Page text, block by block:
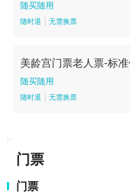
随买随用
随时退 无需换票
美龄宫门票老人票-标
随买随用
随时退 无需换票
门票
门票